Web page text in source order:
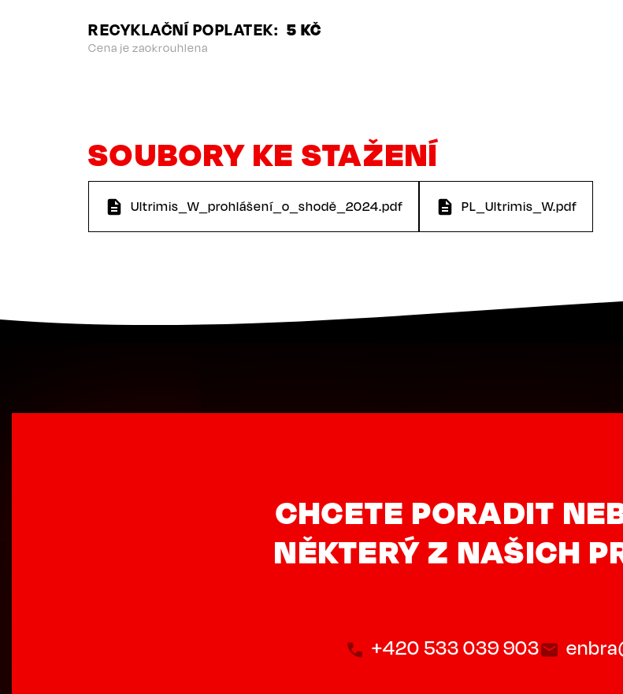
RECYKLAČNÍ POPLATEK 5 KČ
Cena je zaokrouhlena
SOUBORY KE STAŽENÍ
Ultrimis_W_prohlášení_o_shodě_2024.pdf PL_Ultrimis_W.pdf
CHCETE PORADIT
NĚKTERÝ Z NAŠICH
+420 533 039 903